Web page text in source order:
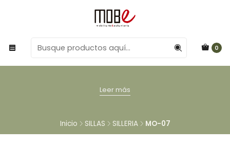
0
Leer más
Inicio SILLAS SILLERIA MO-07